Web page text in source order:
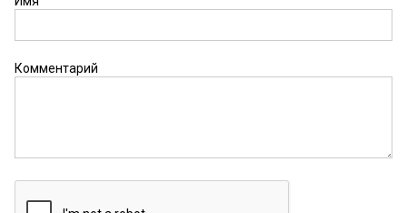
Ностро 13 июня 2025 в 09:48:
Ом 13 июня 2025 в 08:21:
Комментарий